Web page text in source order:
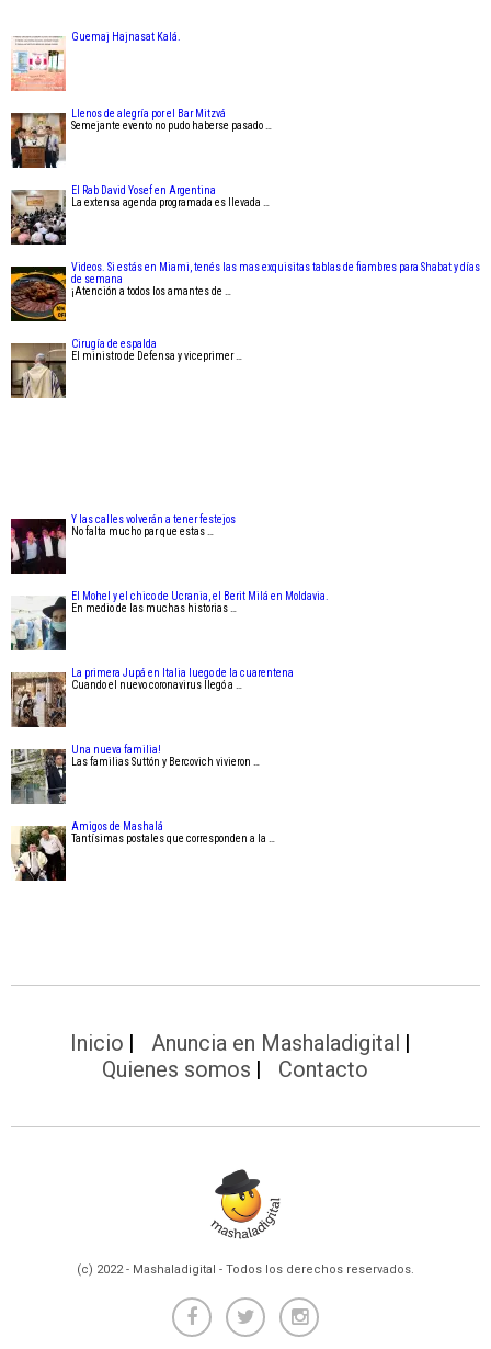
Guemaj Hajnasat Kalá.
Llenos de alegría por el Bar Mitzvá
Semejante evento no pudo haberse pasado …
El Rab David Yosef en Argentina
La extensa agenda programada es llevada …
Videos. Si estás en Miami, tenés las mas exquisitas tablas de fiambres para Shabat y días
de semana
¡Atención a todos los amantes de …
Cirugía de espalda
El ministro de Defensa y viceprimer …
Y las calles volverán a tener festejos
No falta mucho par que estas …
El Mohel y el chico de Ucrania, el Berit Milá en Moldavia.
En medio de las muchas historias …
La primera Jupá en Italia luego de la cuarentena
Cuando el nuevo coronavirus llegó a …
Una nueva familia!
Las familias Suttón y Bercovich vivieron …
Amigos de Mashalá
Tantísimas postales que corresponden a la …
Inicio
Anuncia en Mashaladigital
Quienes somos
Contacto
(c) 2022 - Mashaladigital - Todos los derechos reservados.